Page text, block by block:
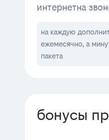
интернетна
на каждую
ежемесячно, а
пакета
бонусы